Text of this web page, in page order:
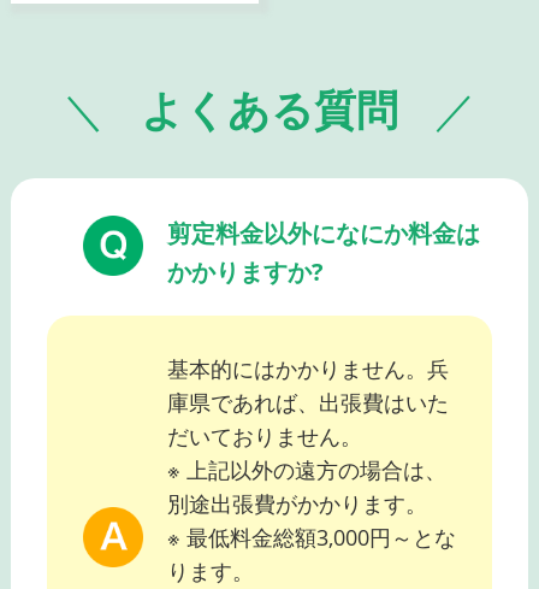
よくある質問
剪定料金以外になにか料金は
かかりますか?
基本的にはかかりません。兵
庫県であれば、出張費はいた
だいておりません。
※ 上記以外の遠方の場合は、
別途出張費がかかります。
※ 最低料金総額3,000円～とな
ります。